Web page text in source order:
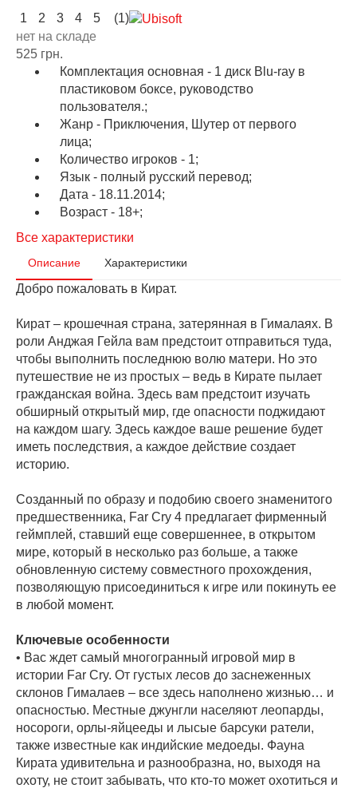
1 2 3 4 5
(1)
нет на складе
525 грн.
Комплектация основная - 1 диск Blu-ray в
пластиковом боксе, руководство
пользователя.;
Жанр - Приключения, Шутер от первого
лица;
Количество игроков - 1;
Язык - полный русский перевод;
Дата - 18.11.2014;
Возраст - 18+;
Все характеристики
Описание Характеристики
Добро пожаловать в Кират.
Кират – крошечная страна, затерянная в Гималаях. В
роли Анджая Гейла вам предстоит отправиться туда,
чтобы выполнить последнюю волю матери. Но это
путешествие не из простых – ведь в Кирате пылает
гражданская война. Здесь вам предстоит изучать
обширный открытый мир, где опасности поджидают
на каждом шагу. Здесь каждое ваше решение будет
иметь последствия, а каждое действие создает
историю.
Созданный по образу и подобию своего знаменитого
предшественника, Far Cry 4 предлагает фирменный
геймплей, ставший еще совершеннее, в открытом
мире, который в несколько раз больше, а также
обновленную систему совместного прохождения,
позволяющую присоединиться к игре или покинуть ее
в любой момент.
Ключевые особенности
• Вас ждет самый многогранный игровой мир в
истории Far Cry. От густых лесов до заснеженных
склонов Гималаев – все здесь наполнено жизнью… и
опасностью. Местные джунгли населяют леопарды,
носороги, орлы-яйцееды и лысые барсуки ратели,
также известные как индийские медоеды. Фауна
Кирата удивительна и разнообразна, но, выходя на
охоту, не стоит забывать, что кто-то может охотиться и